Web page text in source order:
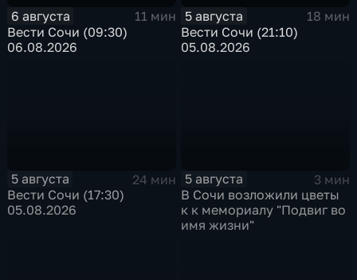
6 августа
11 мин
Вести Сочи (09:30)
06.08.2026
5 августа
18 мин
Вести Сочи (21:10)
05.08.2026
5 августа
24 мин
Вести Сочи (17:30)
05.08.2026
5 августа
3 мин
В Сочи возложили цветы
к к мемориалу "Подвиг во
имя жизни"